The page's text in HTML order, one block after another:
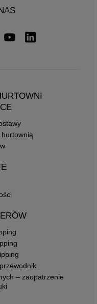
hurtownią
– zaopatrzenie